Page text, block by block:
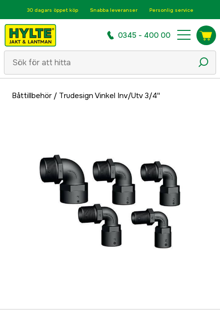
30 dagars öppet köp Snabba leveranser Personlig service
0345 - 400 00
Båttillbehör/ Trudesign Vinkel Inv/Utv 3/4''